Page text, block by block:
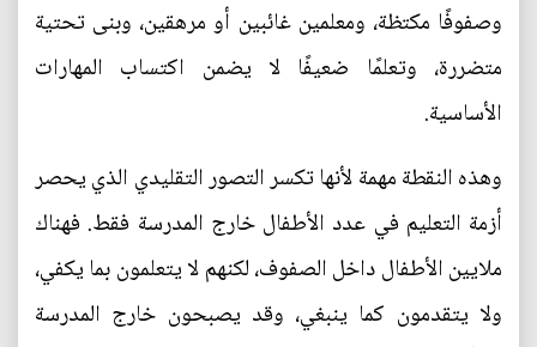
وصفوفًا مكتظة، ومعلمين غائبين أو مرهقين، وبنى تحتية
متضررة، وتعلمًا ضعيفًا لا يضمن اكتساب المهارات
الأساسية.
وهذه النقطة مهمة لأنها تكسر التصور التقليدي الذي يحصر
أزمة التعليم في عدد الأطفال خارج المدرسة فقط. فهناك
ملايين الأطفال داخل الصفوف، لكنهم لا يتعلمون بما يكفي،
ولا يتقدمون كما ينبغي، وقد يصبحون خارج المدرسة